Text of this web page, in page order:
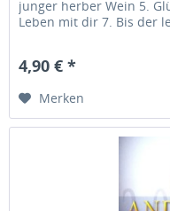
junger herber Wein 5.
Leben mit dir 7. Bis der
4,90 € *
Merken